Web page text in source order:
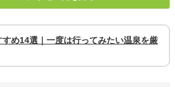
め14選｜一度は行ってみたい温泉を厳